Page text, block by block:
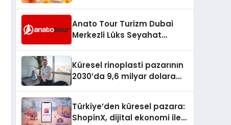
Anato Tour Turizm Dubai
Merkezli Lüks Seyahat
Küresel rinoplasti pazarının
2030’da 9,6 milyar dolara
Türkiye’den küresel pazara:
ShopinX, dijital ekonomi ile